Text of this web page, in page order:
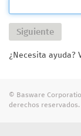
Siguiente
¿Necesita ayuda?
© Basware
derechos reservados.